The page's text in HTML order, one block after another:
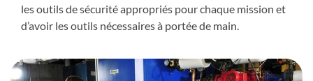
les outils de sécurité appropriés pour chaque mission et
d’avoir les outils nécessaires à portée de main.